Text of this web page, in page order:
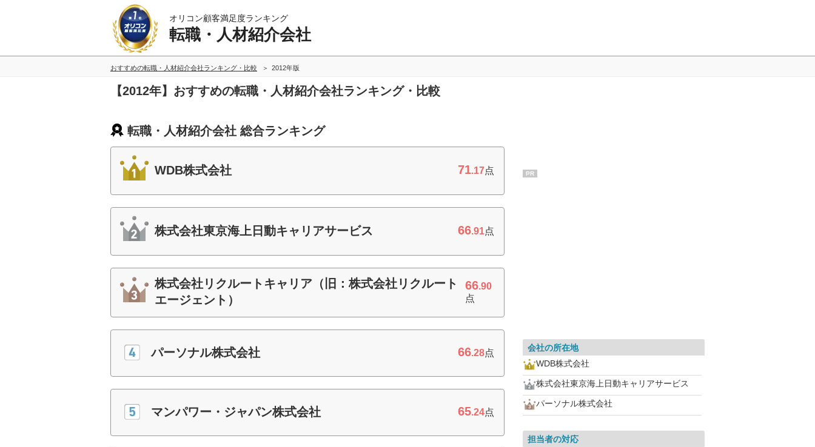
オリコン顧客満足度ランキング
転職・人材紹介会社
おすすめの転職・人材紹介会社ランキング・比較 2012年版
【2012年】おすすめの転職・人材紹介会社ランキング・比較
転職・人材紹介会社 総合ランキング
WDB株式会社 71.17点
株式会社東京海上日動キャリアサービス 66.91点
株式会社リクルートキャリア（旧：株式会社リクルート
エージェント）
66.90
点
パーソナル株式会社 66.28点
マンパワー・ジャパン株式会社 65.24点
PR
会社の所在地
WDB株式会社
株式会社東京海上日動キャリアサービス
パーソナル株式会社
担当者の対応